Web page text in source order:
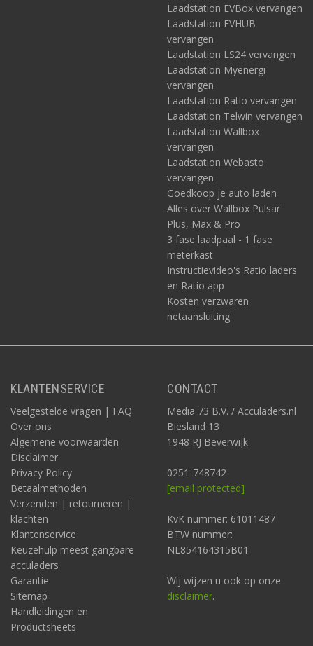
Laadstation EVBox vervangen
Laadstation EVHUB
vervangen
Laadstation LS24 vervangen
Laadstation Myenergi
vervangen
Laadstation Ratio vervangen
Laadstation Telwin vervangen
Laadstation Wallbox
vervangen
Laadstation Webasto
vervangen
Goedkoop je auto laden
Alles over Wallbox Pulsar
Plus, Max & Pro
3 fase laadpaal - 1 fase
meterkast
Instructievideo's Ratio laders
en Ratio app
Kosten verzwaren
netaansluiting
KLANTENSERVICE
Veelgestelde vragen | FAQ
Over ons
Algemene voorwaarden
Disclaimer
Privacy Policy
Betaalmethoden
Verzenden | retourneren |
klachten
Klantenservice
Keuzehulp meest gangbare
acculaders
Garantie
Sitemap
Handleidingen en
Productsheets
CONTACT
Media 73 B.V. / Acculaders.nl
Biesland 13
1948 RJ Beverwijk
0251-748742
[email protected]
KvK nummer: 61011487
BTW nummer:
NL854164315B01
Wij wijzen u ook op onze
disclaimer.